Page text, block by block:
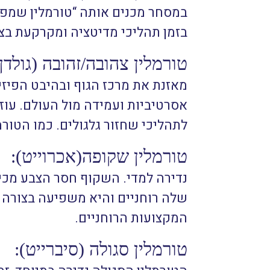
במסחר מכנים אותה “טורמלין
בזמן תהליכי מדיטציה ומקרקעת
טורמלין צהובה/זהובה
מאזנת את מרכז הגוף ובהיבט
אסרטיביות ועמידה מול העולם.
לתהליכי שחזור גלגולים. כמו
טורמלין שקופה(אכרוייט):
נדירה למדי. השקוף חסר הצבע
שלה רוחניים והיא משפיעה
המקצועות הרוחניים.
טורמלין סגולה (סיברייט):